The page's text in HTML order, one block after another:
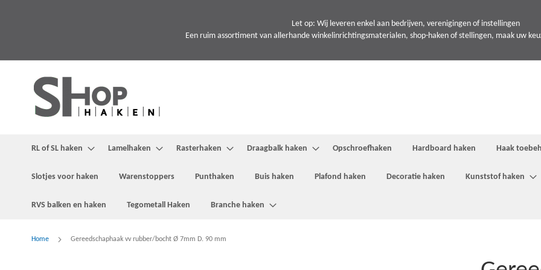
Let op: Wij leveren enkel aan bedrijven, verenigingen of instellingen
Een ruim assortiment van allerhande winkelinrichtingsmaterialen, shop-haken of stellingen, maak uw
RL of SL haken Lamelhaken Rasterhaken Draagbalk haken Opschroefhaken Hardboard haken Haak
Slotjes voor haken Warenstoppers Punthaken Buis haken Plafond haken Decoratie haken Kunststof haken
RVS balken en haken Tegometall Haken Branche haken
Home Gereedschaphaak vv rubber/bocht Ø 7mm D. 90 mm